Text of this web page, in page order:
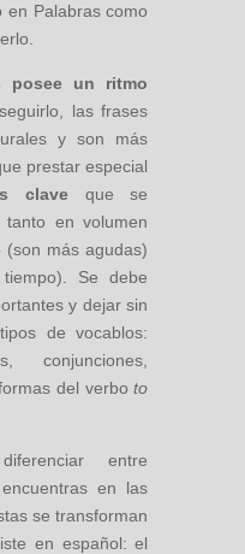
en Palabras como
posee un ritmo
las frases
y son más
prestar especial
claveque se
tanto en volumen
más agudas)
Se debe
y dejar sin
de vocablos:
conjunciones,
del verboto
entre
en las
se transforman
en español: el